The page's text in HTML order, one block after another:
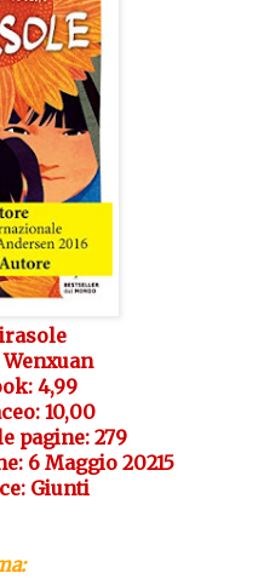
4,99
10,00
pagine: 279
6 Maggio 20215
Giunti